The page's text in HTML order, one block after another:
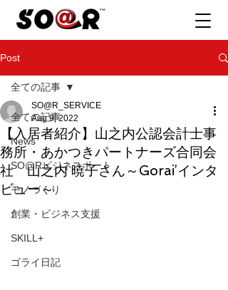
Post
全ての記事
News
SO@Rビジネスポート
モノづくり
創業・ビジネス支援
SKILL+
ゴライ日記
全ての記事
【入居者紹介】山之内公認会計士事
務所・あかつきパートナーズ合同会
社 山之内 暁子さん～Gorai’インタ
ビュー～
SO@R_SERVICE
Aug 9, 2022